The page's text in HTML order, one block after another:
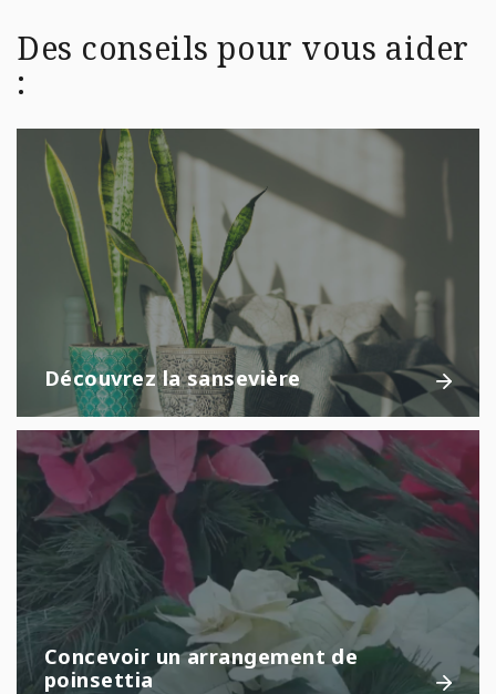
Des conseils pour vous aider
:
Découvrez la sansevière
Concevoir un arrangement de
poinsettia